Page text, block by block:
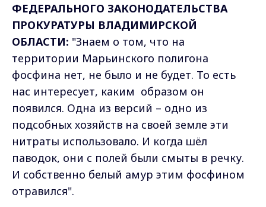
ФЕДЕРАЛЬНОГО ЗАКОНОДАТЕЛЬСТВА
ПРОКУРАТУРЫ ВЛАДИМИРСКОЙ
ОБЛАСТИ: "Знаем о том, что на
территории Марьинского полигона
фосфина нет, не было и не будет. То есть
нас интересует, каким образом он
появился. Одна из версий – одно из
подсобных хозяйств на своей земле эти
нитраты использовало. И когда шёл
паводок, они с полей были смыты в речку.
И собственно белый амур этим фосфином
отравился".